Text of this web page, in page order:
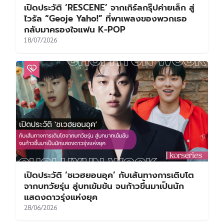
เปิดประวัติ ‘RESCENE’ จากเกิร์ลกรุ๊ปค่ายเล็ก สู่
ไวรัล “Geoje Yaho!” ที่พาเพลงของพวกเธอ
กลับมาครองใจแฟน K-POP
18/07/2026
เปิดประวัติ ‘ชเวฮยอนอุค’ กับเส้นทางการเติบโต
จากบทวัยรุ่น สู่บทเข้มข้น จนก้าวขึ้นมาเป็นนัก
แสดงดาวรุ่งแห่งยุค
28/06/2026